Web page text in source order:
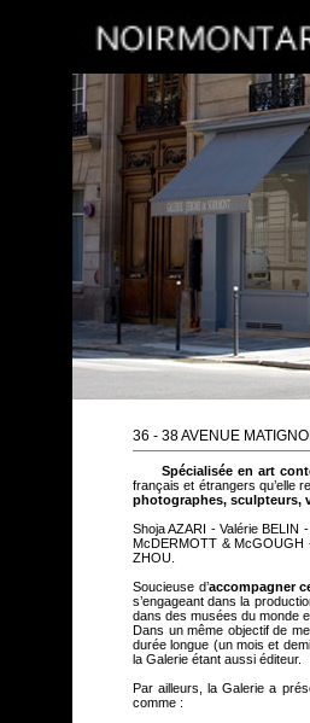
36 - 38 AVENUE
Spécialisée en art
français et étrangers qu’elle
photographes, sculpteurs,
Shoja AZARI - Valérie
McDERMOTT & McGOUGH
ZHOU.
Soucieuse d’accompagner
s’engageant dans la
dans des musées du monde
Dans un même objectif de
durée longue (un mois et
la Galerie étant aussi éditeur.
Par ailleurs, la Galerie a
comme :